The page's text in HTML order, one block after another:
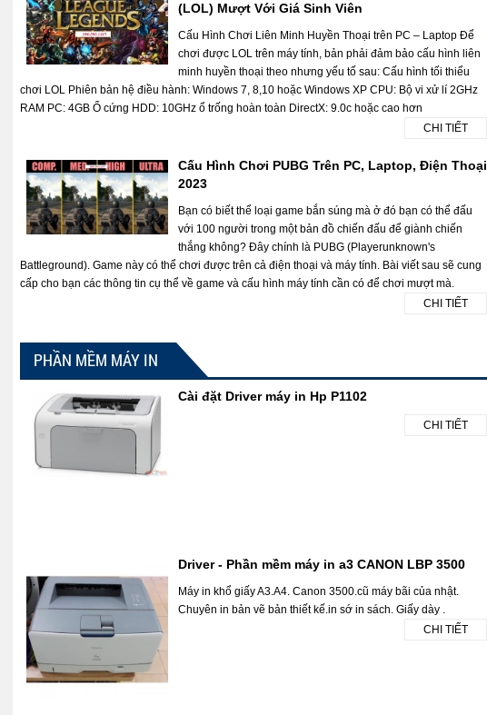
(LOL) Mượt Với Giá Sinh Viên
Cấu Hình Chơi Liên Minh Huyền Thoại trên PC – Laptop Để
chơi được LOL trên máy tính, bản phải đảm bảo cấu hình liên
minh huyền thoại theo nhưng yếu tố sau: Cấu hình tối thiểu
chơi LOL Phiên bản hệ điều hành: Windows 7, 8,10 hoặc Windows XP CPU: Bộ vi xử lí 2GHz
RAM PC: 4GB Ổ cứng HDD: 10GHz ổ trống hoàn toàn DirectX: 9.0c hoặc cao hơn
CHI TIẾT
Cấu Hình Chơi PUBG Trên PC, Laptop, Điện Thoại
2023
Bạn có biết thể loại game bắn súng mà ở đó bạn có thể đấu
với 100 người trong một bản đồ chiến đấu để giành chiến
thắng không? Đây chính là PUBG (Playerunknown's
Battleground). Game này có thể chơi được trên cả điện thoại và máy tính. Bài viết sau sẽ cung
cấp cho bạn các thông tin cụ thể về game và cấu hình máy tính cần có để chơi mượt mà.
CHI TIẾT
PHẦN MỀM MÁY IN
Cài đặt Driver máy in Hp P1102
CHI TIẾT
Driver - Phần mềm máy in a3 CANON LBP 3500
Máy in khổ giấy A3.A4. Canon 3500.cũ máy bãi của nhật.
Chuyên in bản vẽ bản thiết kế.in sớ in sách. Giấy dày .
CHI TIẾT